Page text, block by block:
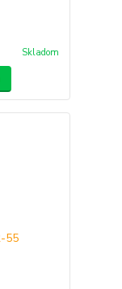
Skladom